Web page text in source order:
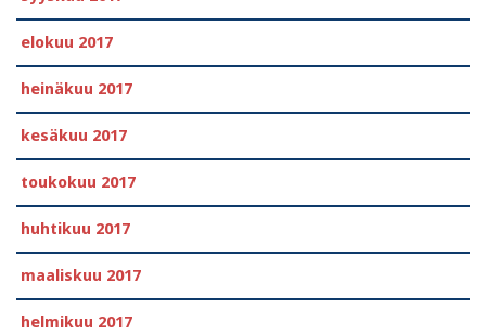
elokuu 2017
heinäkuu 2017
kesäkuu 2017
toukokuu 2017
huhtikuu 2017
maaliskuu 2017
helmikuu 2017